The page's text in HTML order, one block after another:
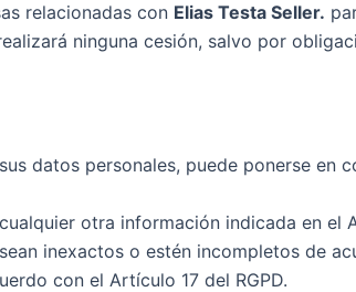
relacionadas con Elias Testa Seller.
ninguna cesión, salvo por
datos personales, puede ponerse en
otra información indicada en el
inexactos o estén incompletos de
con el Artículo 17 del RGPD.